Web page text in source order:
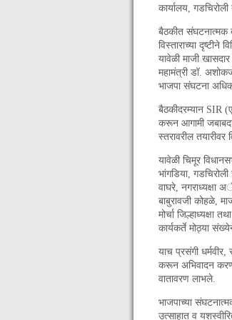
कार्यालय,
बैठकीत संघटनात्मक
विस्ताराच्या दृष्टीने
यावेळी माजी
महामंत्री डॉ.
भाजपा संघटना
बैठकीदरम्यान SIR
करून आगामी
स्तरावरील
यावेळी चिमूर
भांगडिया,
वाघरे, नगराध्यक्षा
बाबुरावजी कोहळे,
मोर्चा जिल्हाध्यक्षा
कार्यकर्ते मोठ्या
याच प्रसंगी धर्मवीर,
करून अभिवादन
वातावरण लाभले.
भाजपाच्या
उत्साहात व